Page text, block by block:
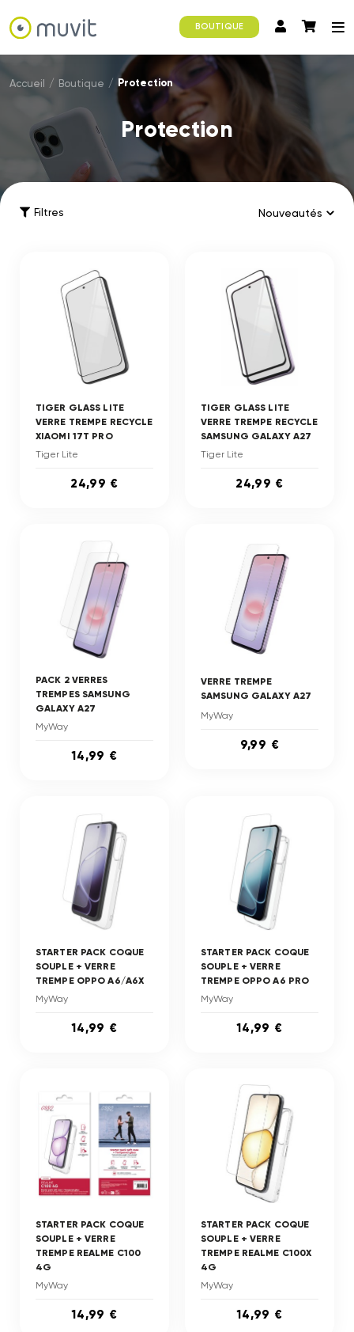
BOUTIQUE
Accueil / Boutique / Protection
Protection
Filtres
TIGER GLASS LITE
VERRE TREMPE RECYCLE
XIAOMI 17T PRO
Tiger Lite
24,99 €
TIGER GLASS LITE
VERRE TREMPE RECYCLE
SAMSUNG GALAXY A27
Tiger Lite
24,99 €
PACK 2 VERRES
TREMPES SAMSUNG
GALAXY A27
MyWay
14,99 €
VERRE TREMPE
SAMSUNG GALAXY A27
MyWay
9,99 €
STARTER PACK COQUE
SOUPLE + VERRE
TREMPE OPPO A6/A6X
MyWay
14,99 €
STARTER PACK COQUE
SOUPLE + VERRE
TREMPE OPPO A6 PRO
MyWay
14,99 €
STARTER PACK COQUE
SOUPLE + VERRE
TREMPE REALME C100
4G
MyWay
14,99 €
STARTER PACK COQUE
SOUPLE + VERRE
TREMPE REALME C100X
4G
MyWay
14,99 €